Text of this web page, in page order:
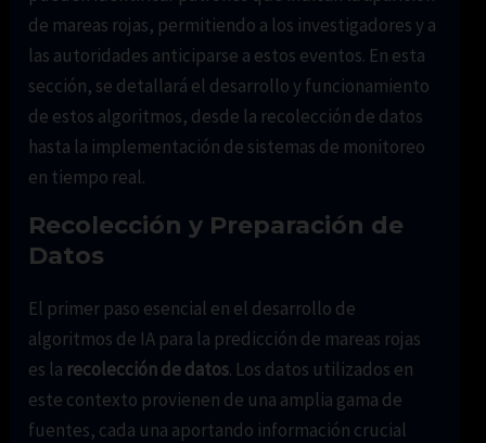
de mareas rojas, permitiendo a los investigadores y a
las autoridades anticiparse a estos eventos. En esta
sección, se detallará el desarrollo y funcionamiento
de estos algoritmos, desde la recolección de datos
hasta la implementación de sistemas de monitoreo
en tiempo real.
Recolección y Preparación de
Datos
El primer paso esencial en el desarrollo de
algoritmos de IA para la predicción de mareas rojas
es la recolección de datos. Los datos utilizados en
este contexto provienen de una amplia gama de
fuentes, cada una aportando información crucial